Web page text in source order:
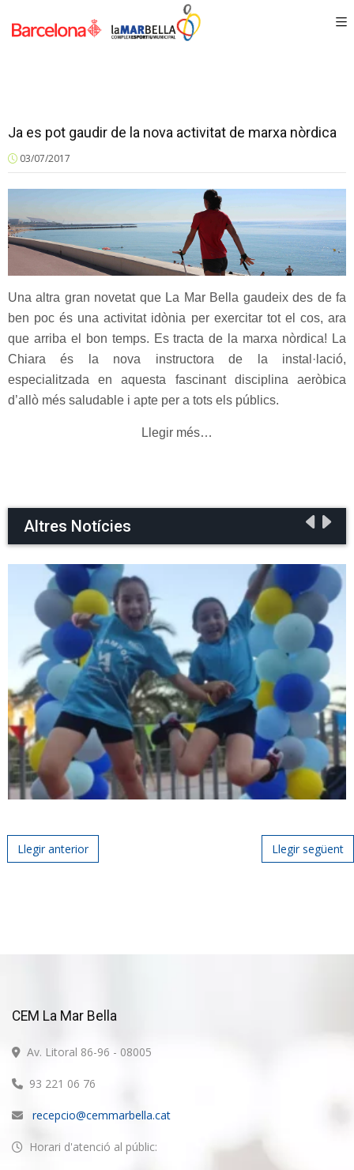
Ja es pot gaudir de la nova activitat de marxa nòrdica
03/07/2017
Una altra gran novetat que La Mar Bella gaudeix des de fa
ben poc és una activitat idònia per exercitar tot el cos, ara
que arriba el bon temps. Es tracta de la marxa nòrdica! La
Chiara és la nova instructora de la instal·lació,
especialitzada en aquesta fascinant disciplina aeròbica
d’allò més saludable i apte per a tots els públics.
Llegir més…
Altres Notícies
Post navigation
Llegir anterior Llegir següent
CEM La Mar Bella
Av. Litoral 86-96 - 08005
93 221 06 76
recepcio@cemmarbella.cat
Horari d'atenció al públic: